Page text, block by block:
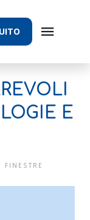
E
FINESTRE